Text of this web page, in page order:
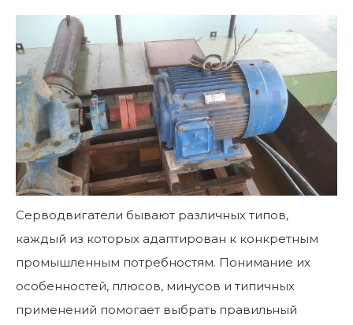
Серводвигатели бывают различных типов,
каждый из которых адаптирован к конкретным
промышленным потребностям. Понимание их
особенностей, плюсов, минусов и типичных
применений помогает выбрать правильный